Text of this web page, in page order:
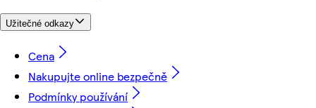
Užitečné odkazy
Cena
Nakupujte online bezpečně
Podmínky používání